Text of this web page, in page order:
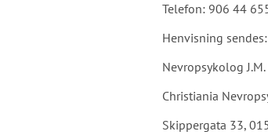
Telefon: 906 44
Henvisning sendes:
Nevropsykolog
Christiania
Skippergata 33,